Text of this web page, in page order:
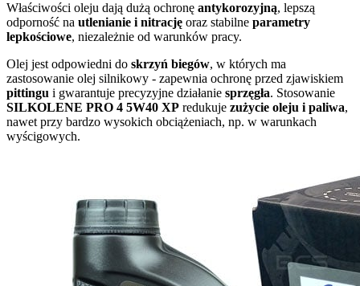
Właściwości oleju dają dużą ochronę antykorozyjną, lepszą
odporność na utlenianie i nitrację oraz stabilne parametry
lepkościowe, niezależnie od warunków pracy.
Olej jest odpowiedni do skrzyń biegów, w których ma
zastosowanie olej silnikowy - zapewnia ochronę przed zjawiskiem
pittingu i gwarantuje precyzyjne działanie sprzęgła. Stosowanie
SILKOLENE PRO 4 5W40 XP redukuje zużycie oleju i paliwa,
nawet przy bardzo wysokich obciążeniach, np. w warunkach
wyścigowych.